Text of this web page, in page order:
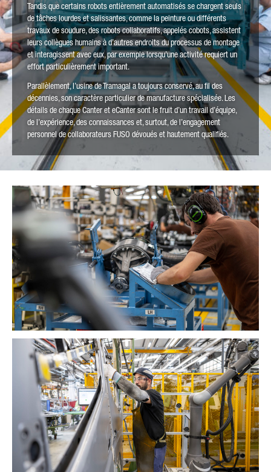
Tandis que certains robots entièrement automatisés se chargent seuls
de tâches lourdes et salissantes, comme la peinture ou différents
travaux de soudure, des robots collaboratifs, appelés cobots, assistent
leurs collègues humains à d’autres endroits du processus de montage
et interagissent avec eux, par exemple lorsqu’une activité requiert un
effort particulièrement important.
Parallèlement, l’usine de Tramagal a toujours conservé, au fil des
décennies, son caractère particulier de manufacture spécialisée. Les
détails de chaque Canter et eCanter sont le fruit d’un travail d’équipe,
de l’expérience, des connaissances et, surtout, de l’engagement
personnel de collaborateurs FUSO dévoués et hautement qualifiés.